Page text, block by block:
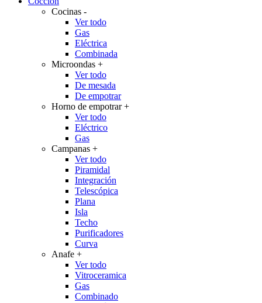
Cocinas -
Ver todo
Gas
Eléctrica
Combinada
Microondas +
Ver todo
De mesada
De empotrar
Horno de empotrar+
Ver todo
Eléctrico
Gas
Campanas +
Ver todo
Piramidal
Integración
Telescópica
Plana
Isla
Techo
Purificadores
Curva
Anafe +
Ver todo
Vitroceramica
Gas
Combinado